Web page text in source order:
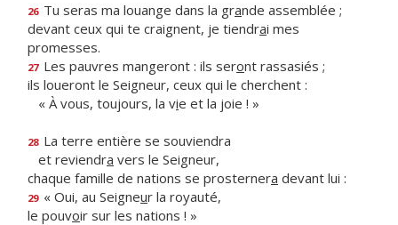
26 Tu seras ma louange dans la grande assemblée ;
devant ceux qui te craignent, je tiendrai mes
promesses.
27 Les pauvres mangeront : ils seront rassasiés ;
ils loueront le Seigneur, ceux qui le cherchent :
« À vous, toujours, la vie et la joie ! »
28 La terre entière se souviendra
et reviendra vers le Seigneur,
chaque famille de nations se prosternera devant lui :
29 « Oui, au Seigneur la royauté,
le pouvoir sur les nations ! »